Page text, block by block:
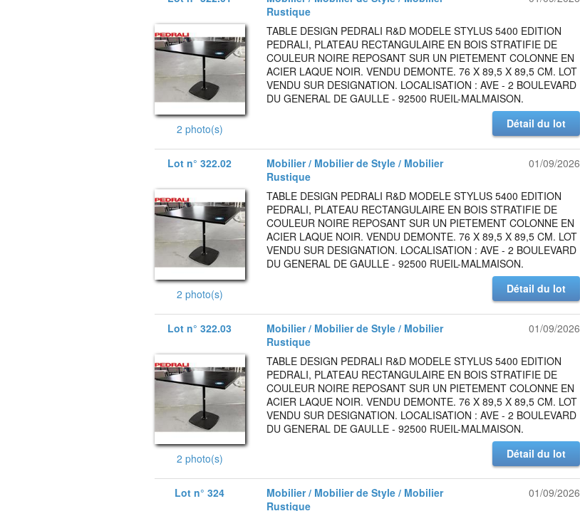
Rustique
2 photo(s)
TABLE DESIGN PEDRALI R&D MODELE STYLUS 5400 EDITION
PEDRALI, PLATEAU RECTANGULAIRE EN BOIS STRATIFIE DE
COULEUR NOIRE REPOSANT SUR UN PIETEMENT COLONNE EN
ACIER LAQUE NOIR. VENDU DEMONTE. 76 X 89,5 X 89,5 CM. LOT
VENDU SUR DESIGNATION. LOCALISATION : AVE - 2 BOULEVARD
DU GENERAL DE GAULLE - 92500 RUEIL-MALMAISON.
Détail du lot
Lot n° 322.02
Mobilier / Mobilier de Style / Mobilier
Rustique
01/09/2026
2 photo(s)
TABLE DESIGN PEDRALI R&D MODELE STYLUS 5400 EDITION
PEDRALI, PLATEAU RECTANGULAIRE EN BOIS STRATIFIE DE
COULEUR NOIRE REPOSANT SUR UN PIETEMENT COLONNE EN
ACIER LAQUE NOIR. VENDU DEMONTE. 76 X 89,5 X 89,5 CM. LOT
VENDU SUR DESIGNATION. LOCALISATION : AVE - 2 BOULEVARD
DU GENERAL DE GAULLE - 92500 RUEIL-MALMAISON.
Détail du lot
Lot n° 322.03
Mobilier / Mobilier de Style / Mobilier
Rustique
01/09/2026
2 photo(s)
TABLE DESIGN PEDRALI R&D MODELE STYLUS 5400 EDITION
PEDRALI, PLATEAU RECTANGULAIRE EN BOIS STRATIFIE DE
COULEUR NOIRE REPOSANT SUR UN PIETEMENT COLONNE EN
ACIER LAQUE NOIR. VENDU DEMONTE. 76 X 89,5 X 89,5 CM. LOT
VENDU SUR DESIGNATION. LOCALISATION : AVE - 2 BOULEVARD
DU GENERAL DE GAULLE - 92500 RUEIL-MALMAISON.
Détail du lot
Lot n° 324
Mobilier / Mobilier de Style / Mobilier
Rustique
01/09/2026